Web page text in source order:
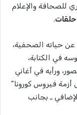
للصحافة والإعلام
.
عن حياته الصحفية،
في الكتابة،
ورأيه في أغاني
فيروس كورونا”
الإضافي ـ بجانب